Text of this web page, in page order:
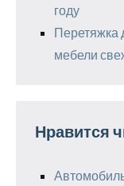
году
Перетяжка
мебели
Нравится